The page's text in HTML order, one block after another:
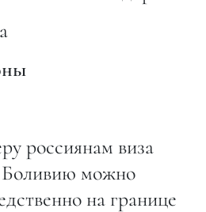
россиянам виза
Боливию можно
на границе